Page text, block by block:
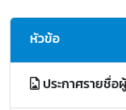
หัวข้อ
ประกาศรายชื่